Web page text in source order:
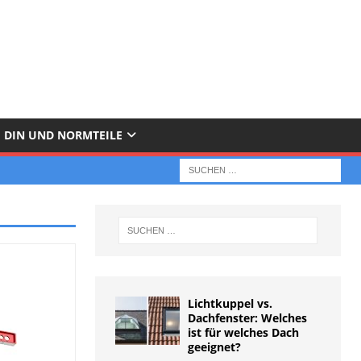
DIN UND NORMTEILE
Lichtkuppel vs.
Dachfenster: Welches
ist für welches Dach
geeignet?